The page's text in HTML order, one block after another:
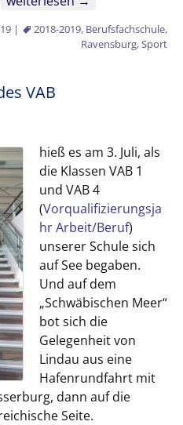
| 2018-2019, Berufsfachschule,
Ravensburg,Sport
VAB
hieß es am 3. Juli, als
die Klassen VAB 1
und VAB 4
(Vorqualifizierungsja
hr Arbeit/Beruf)
unserer Schule sich
auf See begaben.
Und auf dem
„Schwäbischen Meer“
bot sich die
Gelegenheit von
Lindau aus eine
Hafenrundfahrt mit
dann auf die
Seite.